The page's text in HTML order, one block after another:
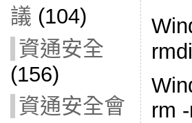
議 (104)
資通安全
(156)
資通安全會
rm